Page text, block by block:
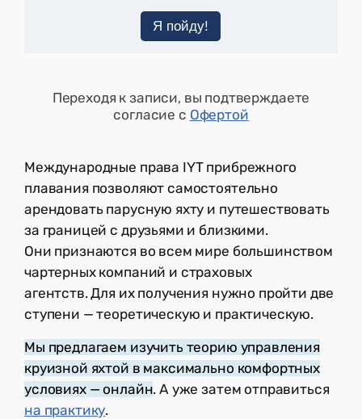
Я пойду!
Переходя к записи, вы подтверждаете
согласие с Офертой
Международные права IYT прибрежного
плавания позволяют самостоятельно
арендовать парусную яхту и путешествовать
за границей с друзьями и близкими.
Они признаются во всем мире большинством
чартерных компаний и страховых
агентств. Для их получения нужно пройти две
ступени — теоретическую и практическую.
Мы предлагаем изучить теорию управления
круизной яхтой в максимально комфортных
условиях — онлайн. А уже затем отправиться
на практику.